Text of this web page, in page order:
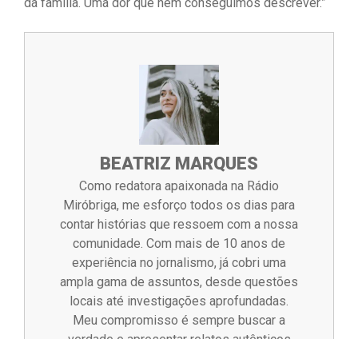
BEATRIZ MARQUES
Como redatora apaixonada na Rádio
Miróbriga, me esforço todos os dias para
contar histórias que ressoem com a nossa
comunidade. Com mais de 10 anos de
experiência no jornalismo, já cobri uma
ampla gama de assuntos, desde questões
locais até investigações aprofundadas.
Meu compromisso é sempre buscar a